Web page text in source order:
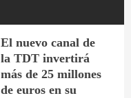
El nuevo canal de
la TDT invertirá
más de 25 millones
de euros en su